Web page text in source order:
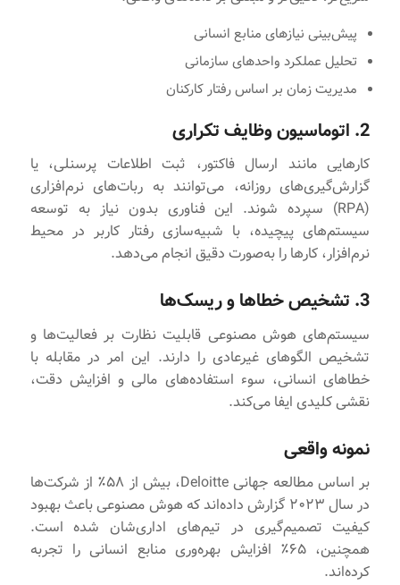
پیش‌بینی نیازهای منابع انسانی
تحلیل عملکرد واحدهای سازمانی
مدیریت زمان بر اساس رفتار کارکنان
2. اتوماسیون وظایف تکراری
کارهایی مانند ارسال فاکتور، ثبت اطلاعات پرسنلی، یا
گزارش‌گیری‌های روزانه، می‌توانند به ربات‌های نرم‌افزاری
(RPA) سپرده شوند. این فناوری بدون نیاز به توسعه
سیستم‌های پیچیده، با شبیه‌سازی رفتار کاربر در محیط
نرم‌افزار، کارها را به‌صورت دقیق انجام می‌دهد.
3. تشخیص خطاها و ریسک‌ها
سیستم‌های هوش مصنوعی قابلیت نظارت بر فعالیت‌ها و
تشخیص الگوهای غیرعادی را دارند. این امر در مقابله با
خطاهای انسانی، سوء استفاده‌های مالی و افزایش دقت،
نقشی کلیدی ایفا می‌کند.
نمونه واقعی
بر اساس مطالعه جهانی Deloitte، بیش از ۵۸٪ از شرکت‌ها
در سال ۲۰۲۳ گزارش داده‌اند که هوش مصنوعی باعث بهبود
کیفیت تصمیم‌گیری در تیم‌های اداری‌شان شده است.
همچنین، ۶۵٪ افزایش بهره‌وری منابع انسانی را تجربه
کرده‌اند.